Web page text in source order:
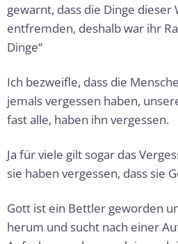
gewarnt, dass die Dinge dieser
entfremden, deshalb war ihr
Dinge“
Ich bezweifle, dass die
jemals vergessen haben,
fast alle, haben ihn vergessen.
Ja für viele gilt sogar das
sie haben vergessen, dass sie
Gott ist ein Bettler geworden
herum und sucht nach einer